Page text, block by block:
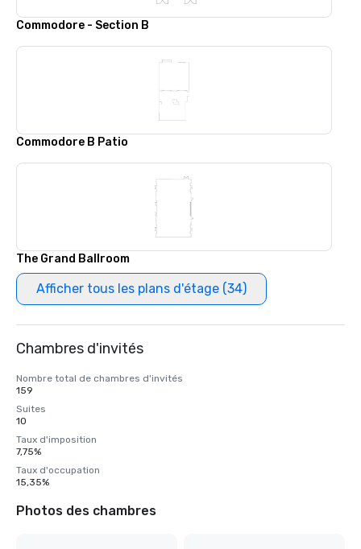
Commodore - Section B
Commodore B Patio
The Grand Ballroom
Afficher tous les plans d'étage (34)
Chambres d'invités
Nombre total de chambres d'invités
159
Suites
10
Taux d'imposition
7,75%
Taux d'occupation
15,35%
Photos des chambres